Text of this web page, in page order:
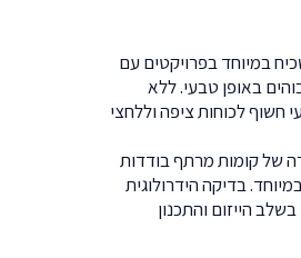
במיוחד בפרויקטים עם
באופן טבעי. ללא
לכוחות ציפה וללחצי
של קומות מרתף בודדות
בדיקה הידרולוגית
הייזום והתכנון